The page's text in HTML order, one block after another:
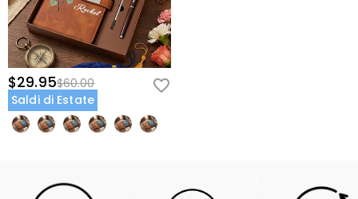
$29.95$60.00
Saldi di Estate